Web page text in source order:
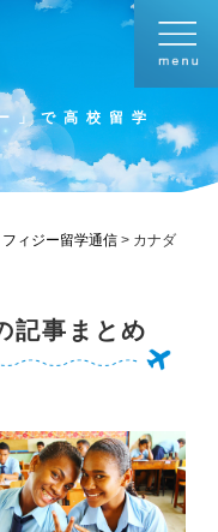
」で高校留学
フィジー留学通信 > カナダ
記事まとめ